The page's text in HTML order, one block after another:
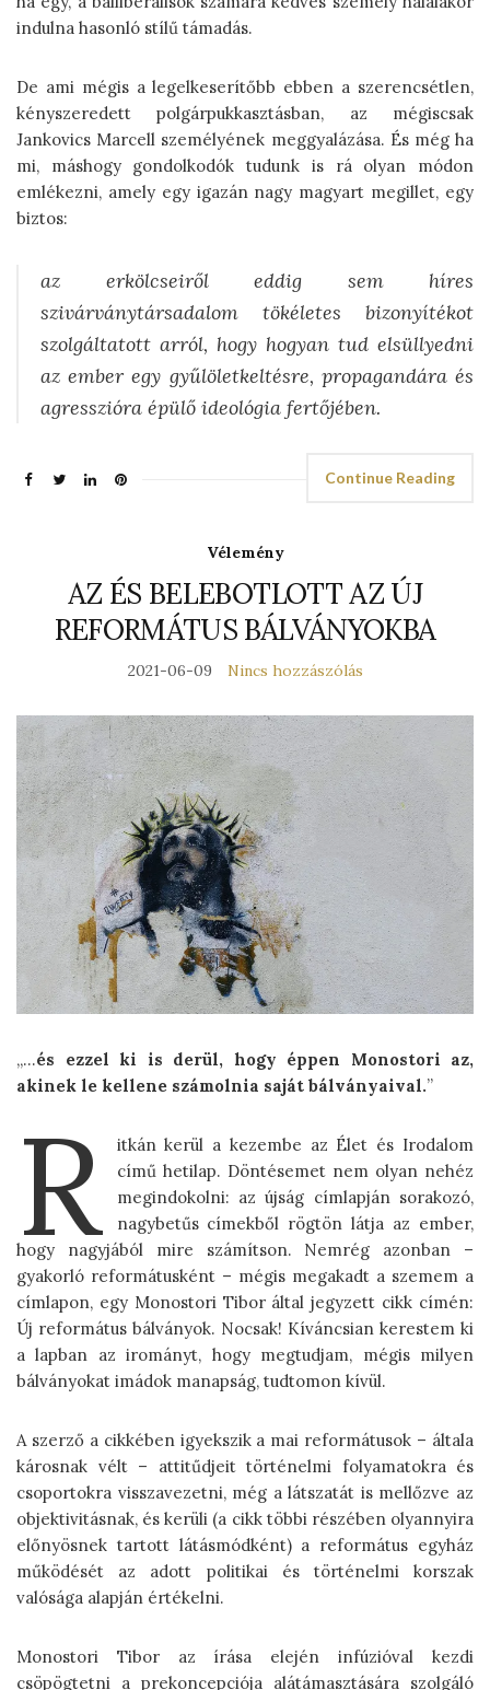
indulna hasonló stílű támadás.
De ami mégis a legelkeserítőbb ebben a szerencsétlen,
kényszeredett polgárpukkasztásban, az mégiscsak
Jankovics Marcell személyének meggyalázása. És még ha
mi, máshogy gondolkodók tudunk is rá olyan módon
emlékezni, amely egy igazán nagy magyart megillet, egy
biztos:
az erkölcseiről eddig sem híres
szivárványtársadalom tökéletes bizonyítékot
szolgáltatott arról, hogy hogyan tud elsüllyedni
az ember egy gyűlöletkeltésre, propagandára és
agresszióra épülő ideológia fertőjében.
Continue Reading
Vélemény
AZ ÉS BELEBOTLOTT AZ ÚJ
REFORMÁTUS BÁLVÁNYOKBA
2021-06-09 Nincs hozzászólás
„…és ezzel ki is derül, hogy éppen Monostori az,
akinek le kellene számolnia saját bálványaival.”
R
itkán kerül a kezembe az Élet és Irodalom
című hetilap. Döntésemet nem olyan nehéz
megindokolni: az újság címlapján sorakozó,
nagybetűs címekből rögtön látja az ember,
hogy nagyjából mire számítson. Nemrég azonban –
gyakorló reformátusként – mégis megakadt a szemem a
címlapon, egy Monostori Tibor által jegyzett cikk címén:
Új református bálványok. Nocsak! Kíváncsian kerestem ki
a lapban az irományt, hogy megtudjam, mégis milyen
bálványokat imádok manapság, tudtomon kívül.
A szerző a cikkében igyekszik a mai reformátusok – általa
károsnak vélt – attitűdjeit történelmi folyamatokra és
csoportokra visszavezetni, még a látszatát is mellőzve az
objektivitásnak, és kerüli (a cikk többi részében olyannyira
előnyösnek tartott látásmódként) a református egyház
működését az adott politikai és történelmi korszak
valósága alapján értékelni.
Monostori Tibor az írása elején infúzióval kezdi
csöpögtetni a prekoncepciója alátámasztására szolgáló